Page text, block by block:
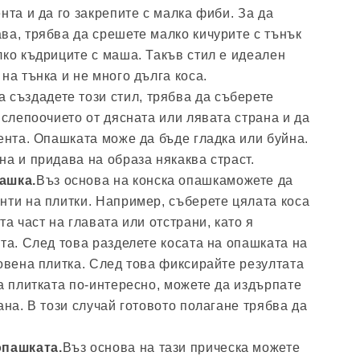
и да го закрепите с малка фиби. За да
трябва да срешете малко кичурите с тънък
къдриците с маша. Такъв стил е идеален
тънка и не много дълга коса.
създадете този стил, трябва да съберете
от дясната или лявата страна и да
Опашката може да бъде гладка или буйна.
и придава на образа някаква страст.
Въз основа на конска опашкаможете да
на плитки. Например, съберете цялата коса
част на главата или отстрани, като я
След това разделете косата на опашката на
плитка. След това фиксирайте резултата
плитката по-интересно, можете да издърпате
В този случай готовото полагане трябва да
Въз основа на тази прическа можете